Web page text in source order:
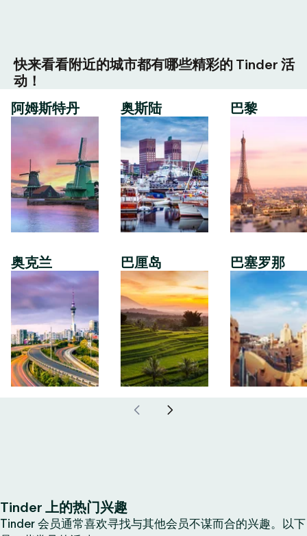
快来看看附近的城市都有哪些精彩的 Tinder 活
动！
阿姆斯特丹
奥克兰
奥斯陆
巴厘岛
巴黎
巴塞罗那
Tinder 上的热门兴趣
Tinder 会员通常喜欢寻找与其他会员不谋而合的兴趣。以下